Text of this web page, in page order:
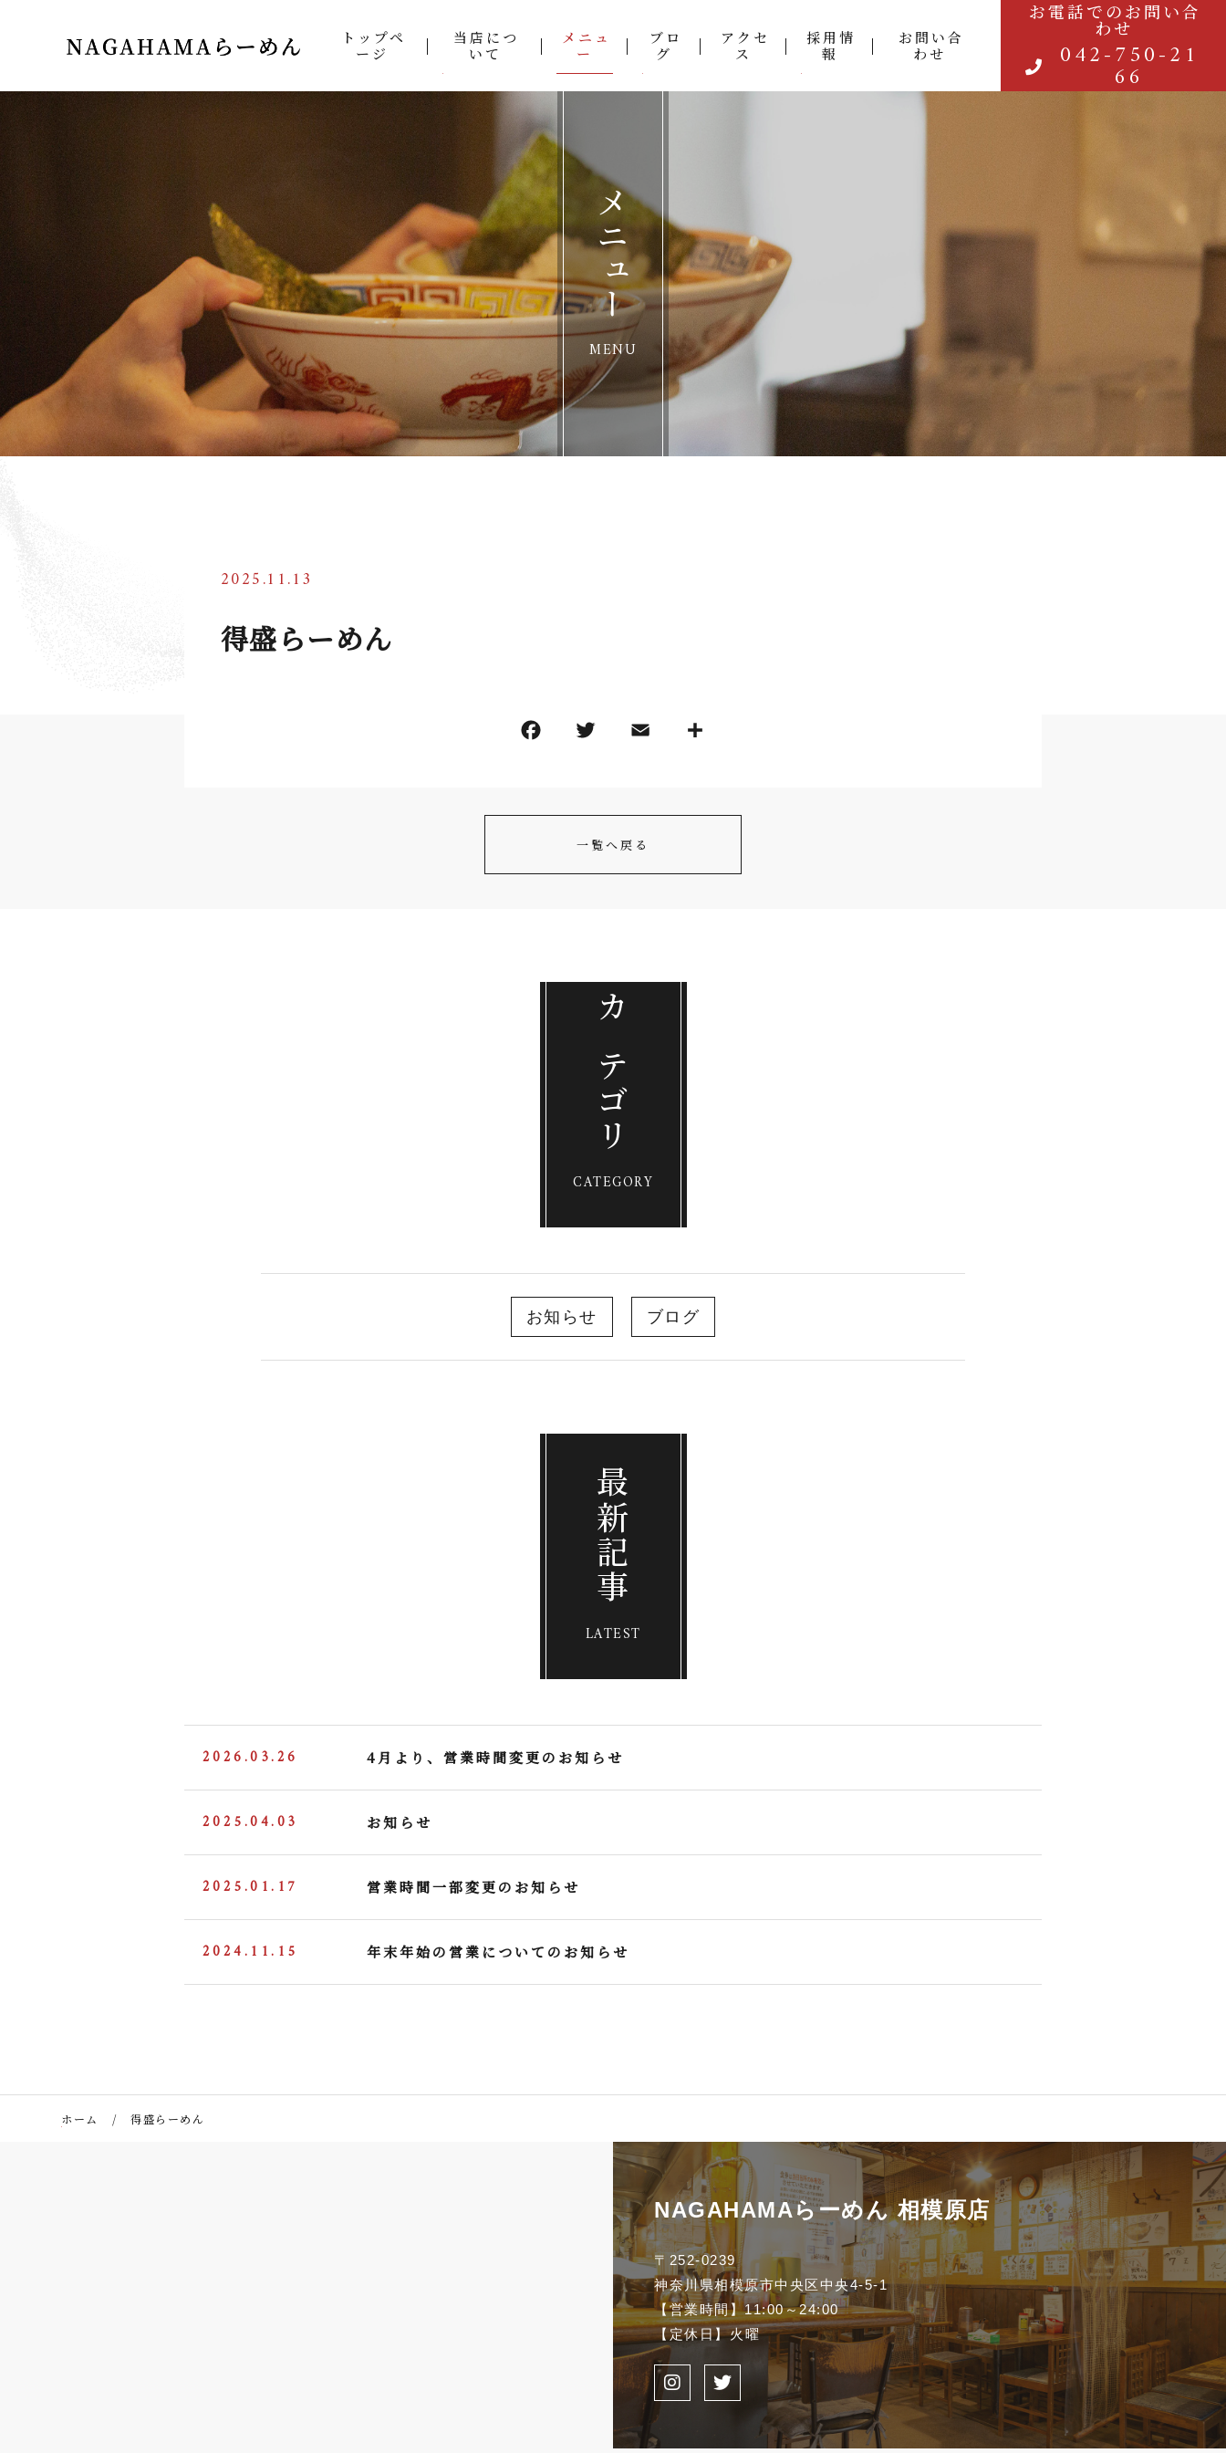
トップペ
ージ
当店につ
いて
メニュ
ー
ブロ
グ
アクセ
ス
採用情
報
お問い合
わせ
お電話でのお問い合
わせ
042-750-21
66
メニュー
MENU
2025.11.13
得盛らーめん
一覧へ戻る
カテゴリ
CATEGORY
お知らせ ブログ
最新記事
LATEST
2026.03.26 4月より、営業時間変更のお知らせ
2025.04.03 お知らせ
2025.01.17 営業時間一部変更のお知らせ
2024.11.15 年末年始の営業についてのお知らせ
ホーム 得盛らーめん
NAGAHAMAらーめん相模原店
〒252-0239
神奈川県相模原市中央区中央4-5-1
【営業時間】11:00～24:00
【定休日】火曜